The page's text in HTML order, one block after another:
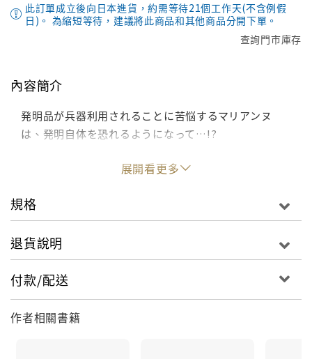
此訂單成立後向日本進貨，約需等待21個工作天(不含例假
日)。 為縮短等待，建議將此商品和其他商品分開下單。
查詢門市庫存
內容簡介
発明品が兵器利用されることに苦悩するマリアンヌ
は、発明自体を恐れるようになって…!?
展開看更多
規格
退貨說明
付款/配送
作者相關書籍